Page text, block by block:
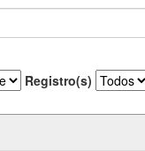
Registro(s)